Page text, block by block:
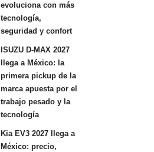
evoluciona con más
tecnología,
seguridad y confort
ISUZU D-MAX 2027
llega a México: la
primera pickup de la
marca apuesta por el
trabajo pesado y la
tecnología
Kia EV3 2027 llega a
México: precio,